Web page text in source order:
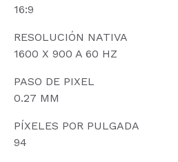
16:9
RESOLUCIÓN NATIVA
1600 X 900 A 60 HZ
PASO DE PIXEL
0.27 MM
PÍXELES POR PULGADA
94